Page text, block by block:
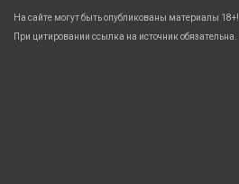
На сайте могут быть опубликованы материалы 18+!
При цитировании ссылка на источник обязательна.